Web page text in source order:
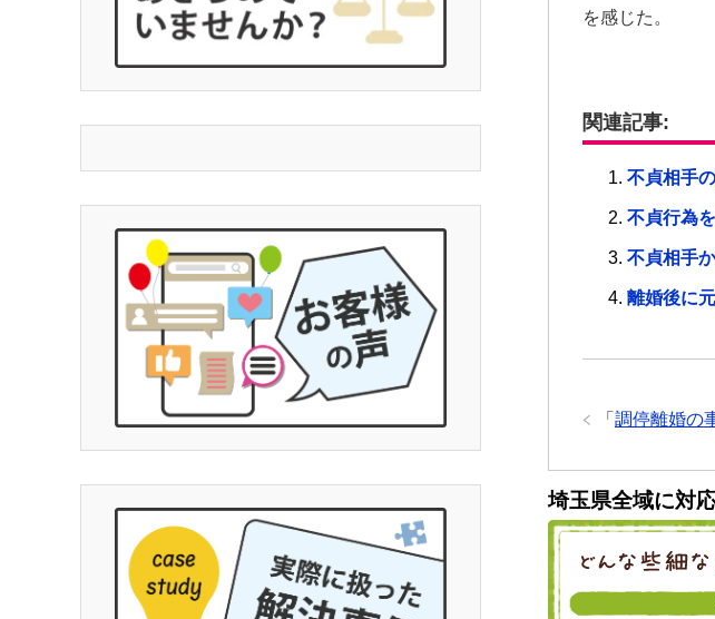
を感じた。
関連記事:
不貞相手
不貞行為
不貞相手
離婚後に
「 調停離婚の
埼玉県全域に対